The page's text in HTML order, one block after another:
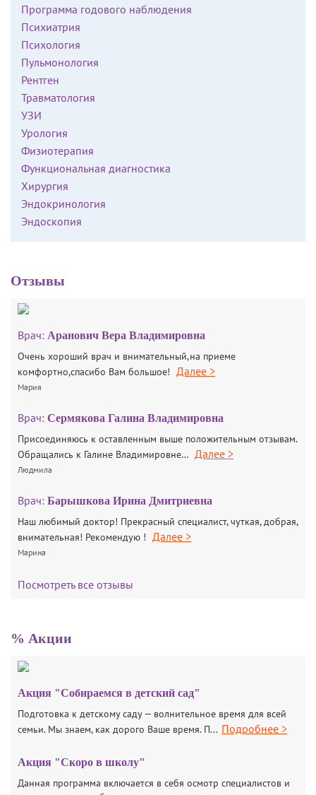
Программа годового наблюдения
Психиатрия
Психология
Пульмонология
Рентген
Травматология
УЗИ
Урология
Физиотерапия
Функциональная диагностика
Хирургия
Эндокринология
Эндоскопия
Отзывы
Врач: Аранович Вера Владимировна
Очень хороший врач и внимательный,на приеме
комфортно,спасибо Вам большое! Далее >
Мария
Врач: Сермякова Галина Владимировна
Присоединяюсь к оставленным выше положительным отзывам.
Обращались к Галине Владимировне… Далее >
Людмила
Врач: Барышкова Ирина Дмитриевна
Наш любимый доктор! Прекрасный специалист, чуткая, добрая,
внимательная! Рекомендую ! Далее >
Марина
Посмотреть все отзывы
% Акции
Акция "Собираемся в детский сад"
Подготовка к детскому саду — волнительное время для всей
семьи. Мы знаем, как дорого Ваше время. П... Подробнее >
Акция "Скоро в школу"
Данная программа включается в себя осмотр специалистов и